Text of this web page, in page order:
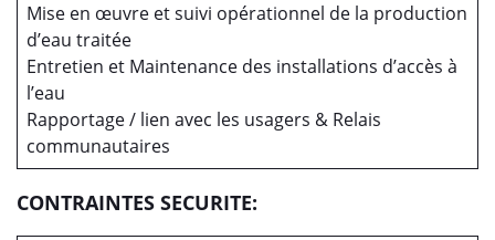
Mise en œuvre et suivi opérationnel de la production
d’eau traitée
Entretien et Maintenance des installations d’accès à
l’eau
Rapportage / lien avec les usagers & Relais
communautaires
CONTRAINTES SECURITE: